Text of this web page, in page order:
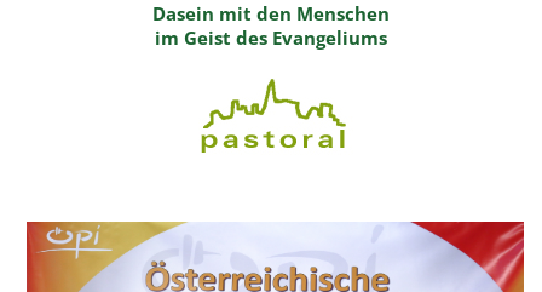
Dasein mit den Menschen
im Geist des Evangeliums